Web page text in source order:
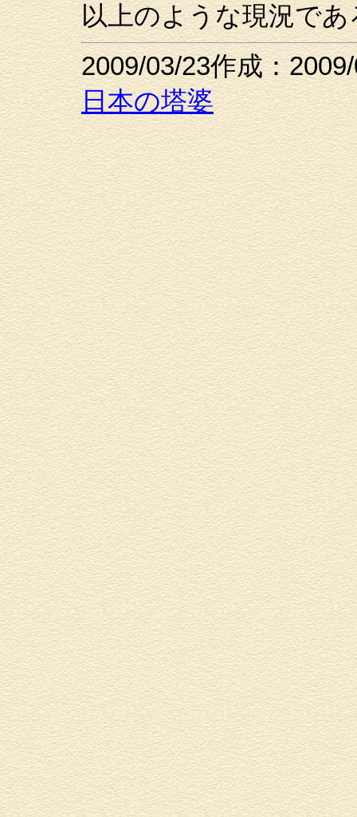
以上のような現況であ
2009/03/23作成：
日本の塔婆